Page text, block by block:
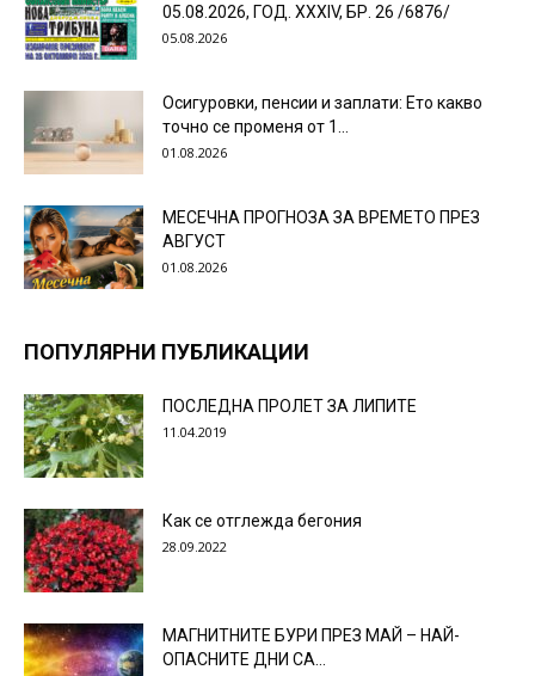
05.08.2026, ГОД. XXХIV, БР. 26 /6876/
05.08.2026
Осигуровки, пенсии и заплати: Ето какво
точно се променя от 1...
01.08.2026
МЕСЕЧНА ПРОГНОЗА ЗА ВРЕМЕТО ПРЕЗ
АВГУСТ
01.08.2026
ПОПУЛЯРНИ ПУБЛИКАЦИИ
ПОСЛЕДНА ПРОЛЕТ ЗА ЛИПИТЕ
11.04.2019
Как се отглежда бегония
28.09.2022
МАГНИТНИТЕ БУРИ ПРЕЗ МАЙ – НАЙ-
ОПАСНИТЕ ДНИ СА…